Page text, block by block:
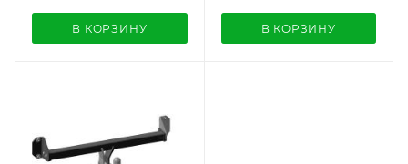
В КОРЗИНУ В КОРЗИНУ